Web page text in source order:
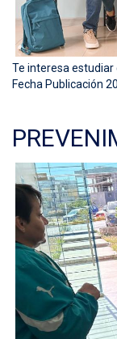
Te interesa estudiar
Fecha Publicación